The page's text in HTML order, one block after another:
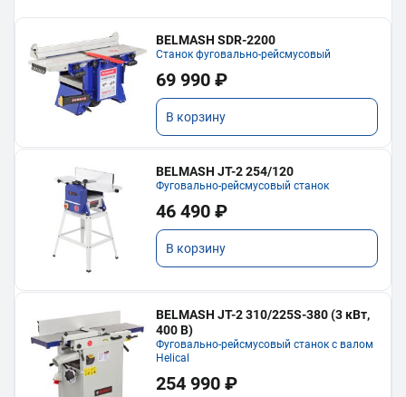
BELMASH SDR-2200
Станок фуговально-рейсмусовый
69 990 ₽
В корзину
BELMASH JT-2 254/120
Фуговально-рейсмусовый станок
46 490 ₽
В корзину
BELMASH JT-2 310/225S-380 (3 кВт,
400 В)
Фуговально-рейсмусовый станок с валом
Helical
254 990 ₽